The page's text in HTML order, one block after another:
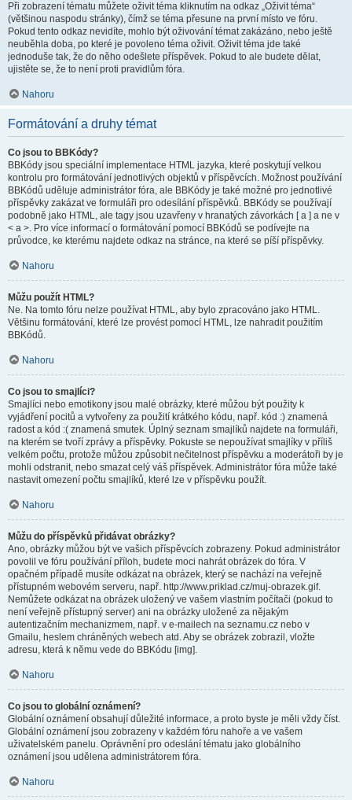
Při zobrazení tématu můžete oživit téma kliknutím na odkaz „Oživit téma“
(většinou naspodu stránky), čímž se téma přesune na první místo ve fóru.
Pokud tento odkaz nevidíte, mohlo být oživování témat zakázáno, nebo ještě
neuběhla doba, po které je povoleno téma oživit. Oživit téma jde také
jednoduše tak, že do něho odešlete příspěvek. Pokud to ale budete dělat,
ujistěte se, že to není proti pravidlům fóra.
Nahoru
Formátování a druhy témat
Co jsou to BBKódy?
BBKódy jsou speciální implementace HTML jazyka, které poskytují velkou
kontrolu pro formátování jednotlivých objektů v příspěvcích. Možnost používání
BBKódů uděluje administrátor fóra, ale BBKódy je také možné pro jednotlivé
příspěvky zakázat ve formuláři pro odesílání příspěvků. BBKódy se používají
podobně jako HTML, ale tagy jsou uzavřeny v hranatých závorkách [ a ] a ne v
< a >. Pro více informací o formátování pomocí BBKódů se podívejte na
průvodce, ke kterému najdete odkaz na stránce, na které se píší příspěvky.
Nahoru
Můžu použít HTML?
Ne. Na tomto fóru nelze používat HTML, aby bylo zpracováno jako HTML.
Většinu formátování, které lze provést pomocí HTML, lze nahradit použitím
BBKódů.
Nahoru
Co jsou to smajlíci?
Smajlíci nebo emotikony jsou malé obrázky, které můžou být použity k
vyjádření pocitů a vytvořeny za použití krátkého kódu, např. kód :) znamená
radost a kód :( znamená smutek. Úplný seznam smajlíků najdete na formuláři,
na kterém se tvoří zprávy a příspěvky. Pokuste se nepoužívat smajlíky v příliš
velkém počtu, protože můžou způsobit nečitelnost příspěvku a moderátoři by je
mohli odstranit, nebo smazat celý váš příspěvek. Administrátor fóra může také
nastavit omezení počtu smajlíků, které lze v příspěvku použít.
Nahoru
Můžu do příspěvků přidávat obrázky?
Ano, obrázky můžou být ve vašich příspěvcích zobrazeny. Pokud administrátor
povolil ve fóru používání příloh, budete moci nahrát obrázek do fóra. V
opačném případě musíte odkázat na obrázek, který se nachází na veřejně
přístupném webovém serveru, např. http://www.priklad.cz/muj-obrazek.gif.
Nemůžete odkázat na obrázek uložený ve vašem vlastním počítači (pokud to
není veřejně přístupný server) ani na obrázky uložené za nějakým
autentizačním mechanizmem, např. v e-mailech na seznamu.cz nebo v
Gmailu, heslem chráněných webech atd. Aby se obrázek zobrazil, vložte
adresu, která k němu vede do BBKódu [img].
Nahoru
Co jsou to globální oznámení?
Globální oznámení obsahují důležité informace, a proto byste je měli vždy číst.
Globální oznámení jsou zobrazeny v každém fóru nahoře a ve vašem
uživatelském panelu. Oprávnění pro odeslání tématu jako globálního
oznámení jsou udělena administrátorem fóra.
Nahoru